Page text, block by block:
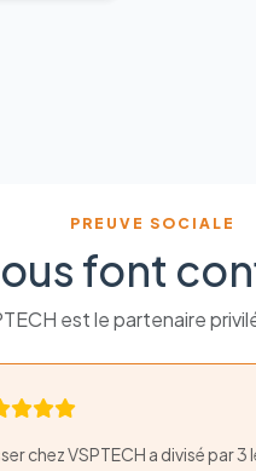
PREUVE SOCIALE
font
est le partenaire
chez VSPTECH a divisé par 3